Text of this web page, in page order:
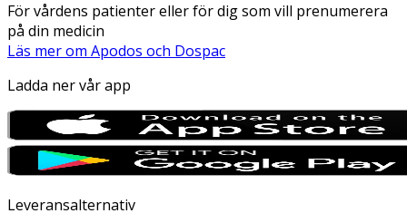
För vårdens patienter eller för dig som vill prenumerera
på din medicin
Läs mer om Apodos och Dospac
Ladda ner vår app
Leveransalternativ